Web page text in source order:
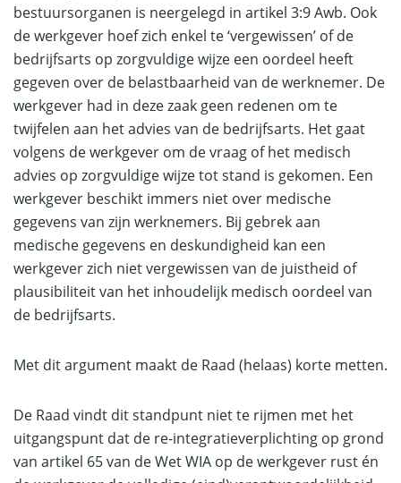
bestuursorganen is neergelegd in artikel 3:9 Awb. Ook
de werkgever hoef zich enkel te ‘vergewissen’ of de
bedrijfsarts op zorgvuldige wijze een oordeel heeft
gegeven over de belastbaarheid van de werknemer. De
werkgever had in deze zaak geen redenen om te
twijfelen aan het advies van de bedrijfsarts. Het gaat
volgens de werkgever om de vraag of het medisch
advies op zorgvuldige wijze tot stand is gekomen. Een
werkgever beschikt immers niet over medische
gegevens van zijn werknemers. Bij gebrek aan
medische gegevens en deskundigheid kan een
werkgever zich niet vergewissen van de juistheid of
plausibiliteit van het inhoudelijk medisch oordeel van
de bedrijfsarts.
Met dit argument maakt de Raad (helaas) korte metten.
De Raad vindt dit standpunt niet te rijmen met het
uitgangspunt dat de re-integratieverplichting op grond
van artikel 65 van de Wet WIA op de werkgever rust én